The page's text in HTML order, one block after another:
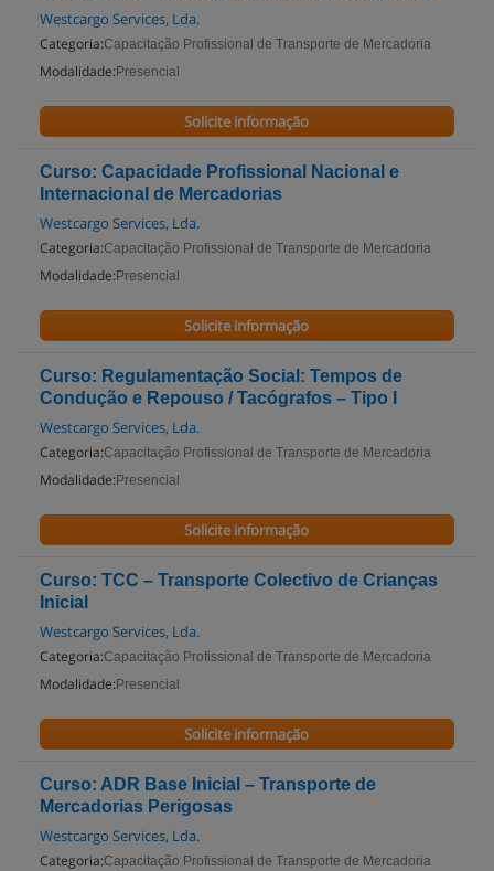
Westcargo Services, Lda.
Categoria:Capacitação Profissional de Transporte de Mercadoria
Modalidade: Presencial
Solicite informação
Curso: Capacidade Profissional Nacional e
Internacional de Mercadorias
Westcargo Services, Lda.
Categoria:Capacitação Profissional de Transporte de Mercadoria
Modalidade: Presencial
Solicite informação
Curso: Regulamentação Social: Tempos de
Condução e Repouso / Tacógrafos – Tipo I
Westcargo Services, Lda.
Categoria:Capacitação Profissional de Transporte de Mercadoria
Modalidade: Presencial
Solicite informação
Curso: TCC – Transporte Colectivo de Crianças
Inicial
Westcargo Services, Lda.
Categoria:Capacitação Profissional de Transporte de Mercadoria
Modalidade: Presencial
Solicite informação
Curso: ADR Base Inicial – Transporte de
Mercadorias Perigosas
Westcargo Services, Lda.
Categoria:Capacitação Profissional de Transporte de Mercadoria